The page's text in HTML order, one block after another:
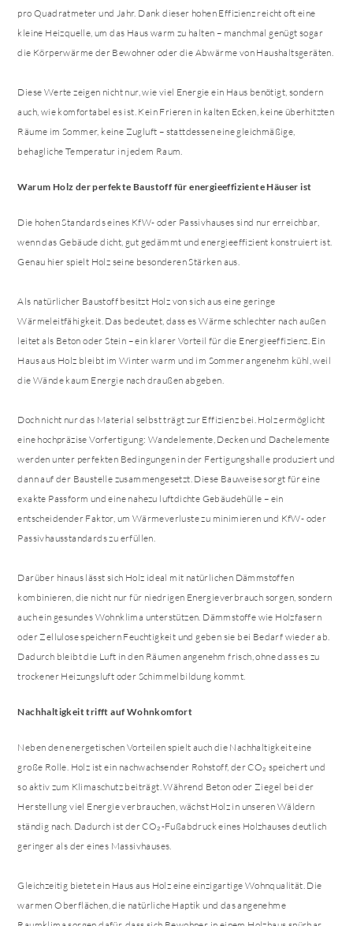
pro Quadratmeter und Jahr. Dank dieser hohen Effizienz reicht oft eine
kleine Heizquelle, um das Haus warm zu halten – manchmal genügt sogar
die Körperwärme der Bewohner oder die Abwärme von Haushaltsgeräten.
Diese Werte zeigen nicht nur, wie viel Energie ein Haus benötigt, sondern
auch, wie komfortabel es ist. Kein Frieren in kalten Ecken, keine überhitzten
Räume im Sommer, keine Zugluft – stattdessen eine gleichmäßige,
behagliche Temperatur in jedem Raum.
Warum Holz der perfekte Baustoff für energieeffiziente Häuser ist
Die hohen Standards eines KfW- oder Passivhauses sind nur erreichbar,
wenn das Gebäude dicht, gut gedämmt und energieeffizient konstruiert ist.
Genau hier spielt Holz seine besonderen Stärken aus.
Als natürlicher Baustoff besitzt Holz von sich aus eine geringe
Wärmeleitfähigkeit. Das bedeutet, dass es Wärme schlechter nach außen
leitet als Beton oder Stein – ein klarer Vorteil für die Energieeffizienz. Ein
Haus aus Holz bleibt im Winter warm und im Sommer angenehm kühl, weil
die Wände kaum Energie nach draußen abgeben.
Doch nicht nur das Material selbst trägt zur Effizienz bei. Holz ermöglicht
eine hochpräzise Vorfertigung: Wandelemente, Decken und Dachelemente
werden unter perfekten Bedingungen in der Fertigungshalle produziert und
dann auf der Baustelle zusammengesetzt. Diese Bauweise sorgt für eine
exakte Passform und eine nahezu luftdichte Gebäudehülle – ein
entscheidender Faktor, um Wärmeverluste zu minimieren und KfW- oder
Passivhausstandards zu erfüllen.
Darüber hinaus lässt sich Holz ideal mit natürlichen Dämmstoffen
kombinieren, die nicht nur für niedrigen Energieverbrauch sorgen, sondern
auch ein gesundes Wohnklima unterstützen. Dämmstoffe wie Holzfasern
oder Zellulose speichern Feuchtigkeit und geben sie bei Bedarf wieder ab.
Dadurch bleibt die Luft in den Räumen angenehm frisch, ohne dass es zu
trockener Heizungsluft oder Schimmelbildung kommt.
Nachhaltigkeit trifft auf Wohnkomfort
Neben den energetischen Vorteilen spielt auch die Nachhaltigkeit eine
große Rolle. Holz ist ein nachwachsender Rohstoff, der CO₂ speichert und
so aktiv zum Klimaschutz beiträgt. Während Beton oder Ziegel bei der
Herstellung viel Energie verbrauchen, wächst Holz in unseren Wäldern
ständig nach. Dadurch ist der CO₂-Fußabdruck eines Holzhauses deutlich
geringer als der eines Massivhauses.
Gleichzeitig bietet ein Haus aus Holz eine einzigartige Wohnqualität. Die
warmen Oberflächen, die natürliche Haptik und das angenehme